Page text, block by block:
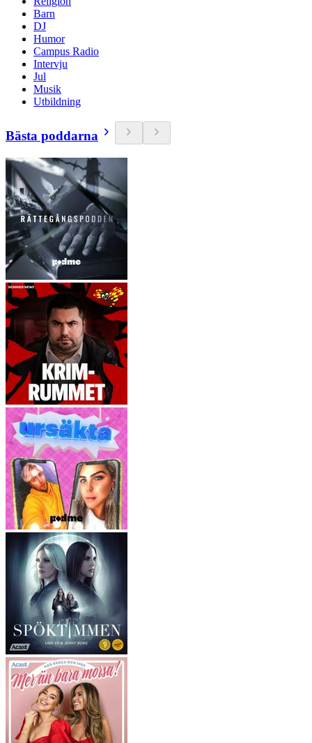
Barn
DJ
Humor
Campus Radio
Intervju
Jul
Musik
Utbildning
Bästa poddarna